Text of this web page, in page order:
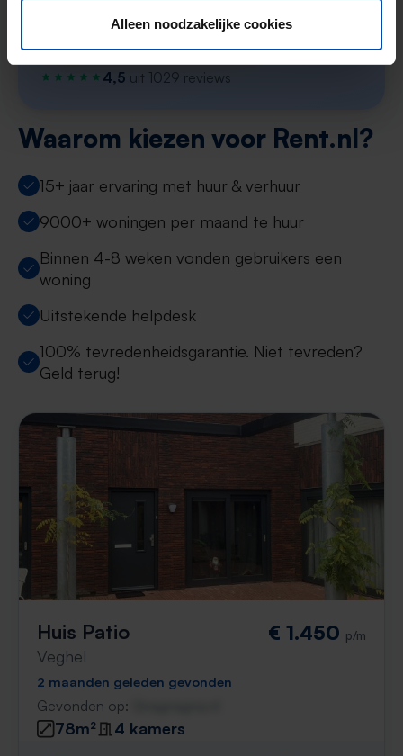
Alleen noodzakelijke cookies
Start je zoekprofiel →
4,5 uit 1029 reviews
Waarom kiezen voor Rent.nl?
15+ jaar ervaring met huur & verhuur
9000+ woningen per maand te huur
Binnen 4-8 weken vonden gebruikers een
woning
Uitstekende helpdesk
100% tevredenheidsgarantie. Niet tevreden?
Geld terug!
Huis Patio
Veghel
€ 1.450 p/m
2 maanden geleden gevonden
Gevonden op:
78m²
4 kamers